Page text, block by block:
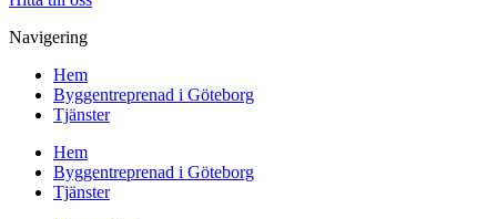
Navigering
Hem
Byggentreprenad i Göteborg
Tjänster
Hem
Byggentreprenad i Göteborg
Tjänster